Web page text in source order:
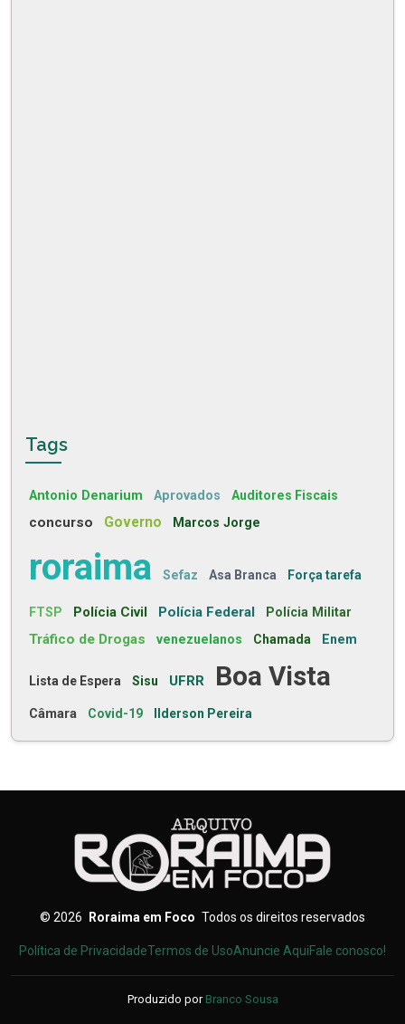
Tags
Antonio Denarium Aprovados Auditores Fiscais
concurso Governo Marcos Jorge
roraima Sefaz Asa Branca Força tarefa
FTSP Polícia Civil Polícia Federal Polícia Militar
Tráfico de Drogas venezuelanos Chamada Enem
Lista de Espera Sisu UFRR Boa Vista
Câmara Covid-19 Ilderson Pereira
© 2026 Roraima em Foco Todos os direitos reservados
Política de PrivacidadeTermos de UsoAnuncie AquiFale conosco!
Produzido por Branco Sousa